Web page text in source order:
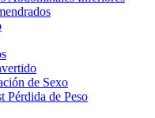
de Sexo
Pérdida de Peso